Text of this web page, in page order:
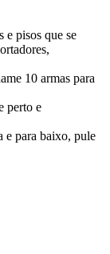
e pisos que se
10 armas para
perto e
e para baixo, pule